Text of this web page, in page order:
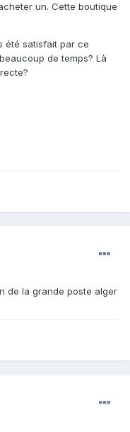
un. Cette boutique
été satisfait par ce
de temps? Là
de la grande poste alger